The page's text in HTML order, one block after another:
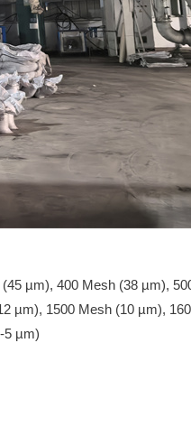
µm), 400 Mesh (38 µm),
µm), 1500 Mesh (10 µm),
5 µm)